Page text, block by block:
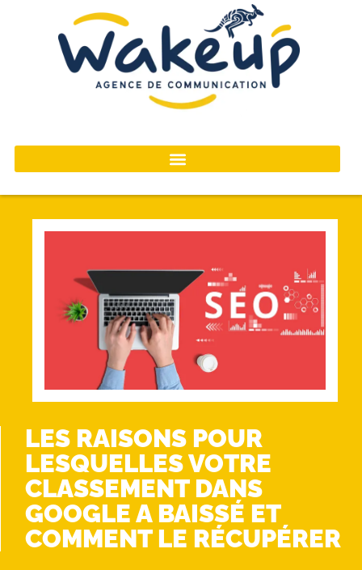
LES RAISONS POUR
LESQUELLES VOTRE
CLASSEMENT DANS
GOOGLE A BAISSÉ ET
COMMENT LE RÉCUPÉRER